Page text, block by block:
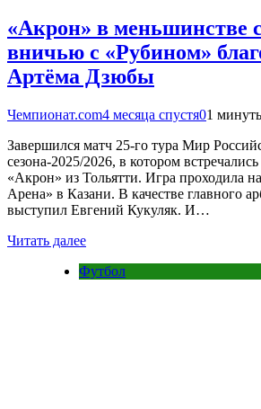
«Акрон» в меньшинстве
вничью с «Рубином»
Артёма Дзюбы
Чемпионат.com4 месяца спустя01
Завершился матч 25-го тура Мир
сезона-2025/2026, в котором
«Акрон» из Тольятти. Игра проходила
Арена» в Казани. В качестве главного
выступил Евгений Кукуляк. И…
Читать далее
Футбол